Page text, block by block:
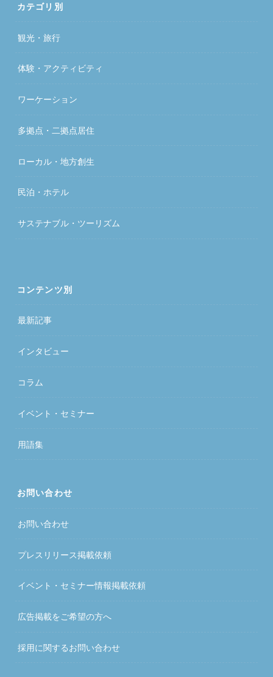
カテゴリ別
観光・旅行
体験・アクティビティ
ワーケーション
多拠点・二拠点居住
ローカル・地方創生
民泊・ホテル
サステナブル・ツーリズム
コンテンツ別
最新記事
インタビュー
コラム
イベント・セミナー
用語集
お問い合わせ
お問い合わせ
プレスリリース掲載依頼
イベント・セミナー情報掲載依頼
広告掲載をご希望の方へ
採用に関するお問い合わせ